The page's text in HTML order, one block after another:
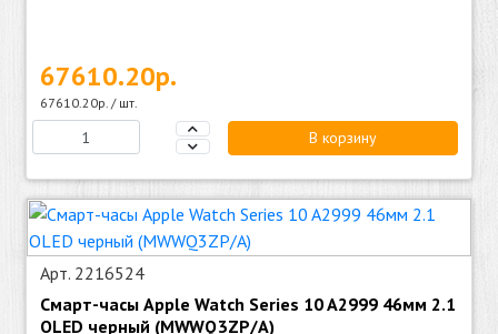
67610.20р.
67610.20р. / шт.
В корзину
Арт. 2216524
Смарт-часы Apple Watch Series 10 A2999 46мм 2.1
OLED черный (MWWQ3ZP/A)